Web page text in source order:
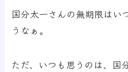
国分太一さんの無期限はい
うなぁ。
ただ、いつも思うのは、国